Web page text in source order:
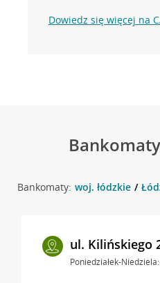
Dowiedz się więcej na
Bankomaty: woj. łódzkie
ul. Kilińskiego
Poniedziałek-